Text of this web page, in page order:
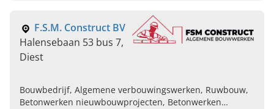
van streekbieren,
huisgemaakte soepen en nog
veel meer.
F.S.M. Construct BV
Halensebaan 53 bus 7,
Diest
Bouwbedrijf, Algemene verbouwingswerken, Ruwbouw,
Betonwerken nieuwbouwprojecten, Betonwerken